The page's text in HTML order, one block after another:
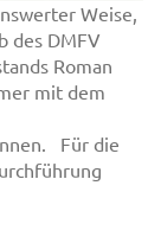
Weise,
des DMFV
Roman
mit dem
Für die